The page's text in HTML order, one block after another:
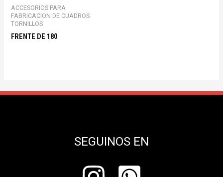
ACCESORIOS PARA
FABRICACION DE CUADROS
TORNILLOS
FRENTE DE 180
SEGUINOS EN